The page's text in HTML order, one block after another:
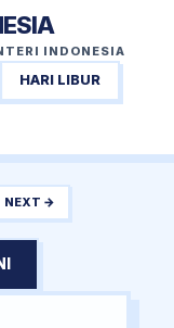
INDONESIA
HARI LIBUR
NEXT →